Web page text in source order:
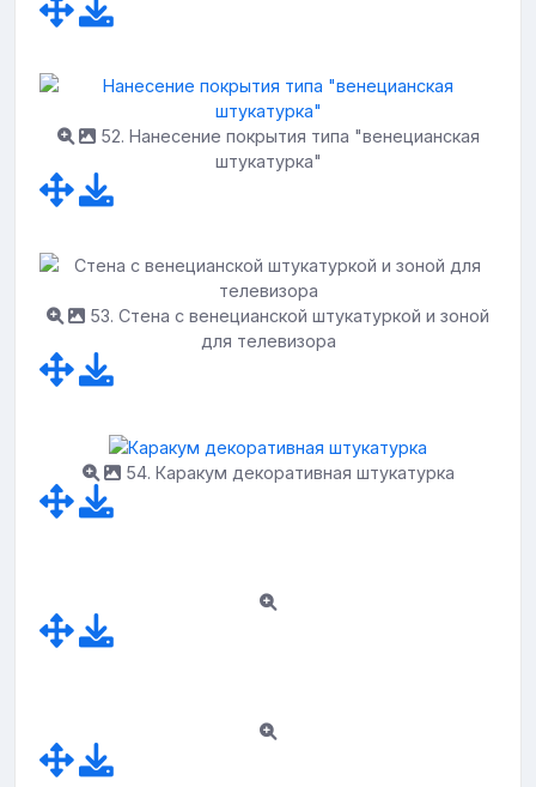
52. Нанесение покрытия типа "венецианская
штукатурка"
53. Стена с венецианской штукатуркой и зоной
для телевизора
54. Каракум декоративная штукатурка